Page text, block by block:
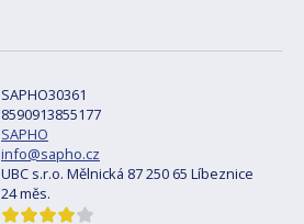
SAPHO30361
8590913855177
SAPHO
info@sapho.cz
UBC s.r.o. Mělnická 87 250 65 Líbeznice
24 měs.